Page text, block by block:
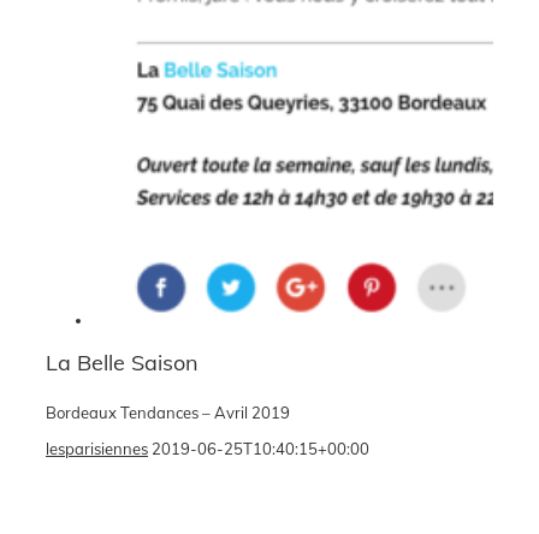
La Belle Saison
Bordeaux Tendances – Avril 2019
lesparisiennes 2019-06-25T10:40:15+00:00